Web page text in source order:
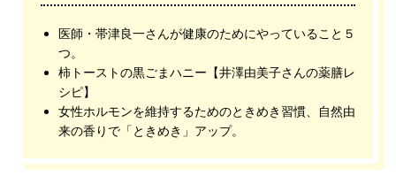
医師・帯津良一さんが健康のためにやっていること５
つ。
柿トーストの黒ごまハニー【井澤由美子さんの薬膳レ
シピ】
女性ホルモンを維持するためのときめき習慣、自然由
来の香りで「ときめき」アップ。